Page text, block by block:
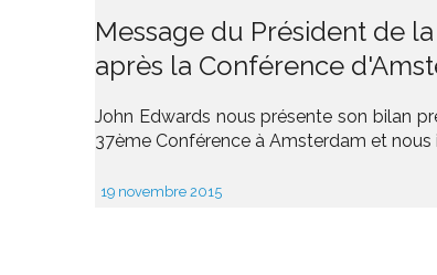
Message du Président de la
après la Conférence
John Edwards nous présente son bilan
37ème Conférence à Amsterdam et nous
19 novembre 2015